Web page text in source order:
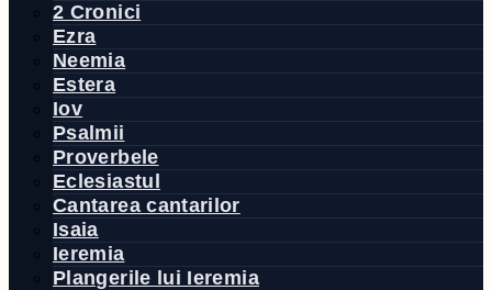
2 Cronici
Ezra
Neemia
Estera
Iov
Psalmii
Proverbele
Eclesiastul
Cantarea cantarilor
Isaia
Ieremia
Plangerile lui Ieremia